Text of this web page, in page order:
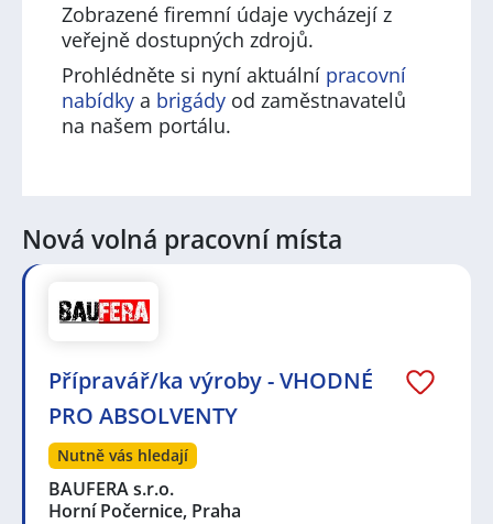
Zobrazené firemní údaje vycházejí z
veřejně dostupných zdrojů.
Prohlédněte si nyní aktuální pracovní
nabídky a brigády od zaměstnavatelů
na našem portálu.
Nová volná pracovní místa
Přípravář/ka výroby - VHODNÉ
PRO ABSOLVENTY
Nutně vás hledají
BAUFERA s.r.o.
Horní Počernice, Praha